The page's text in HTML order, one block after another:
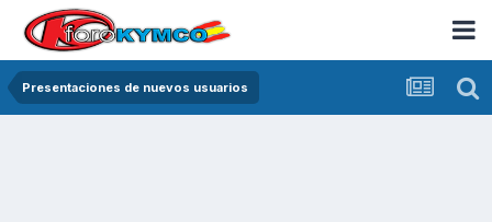
Presentaciones de nuevos usuarios